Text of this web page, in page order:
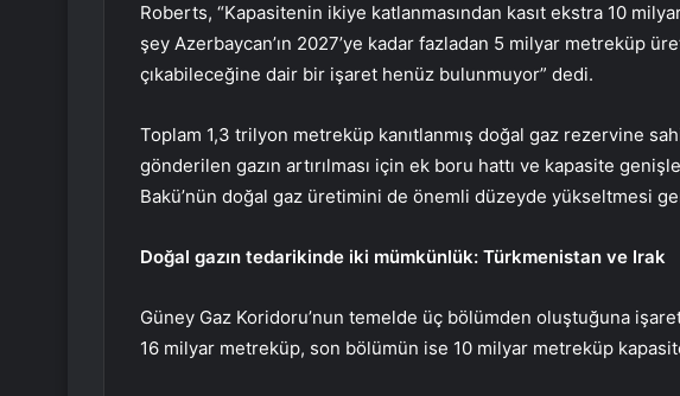
Roberts, “Kapasitenin ikiye katlanmasından kasıt ekstra 10
şey Azerbaycan’ın 2027’ye kadar fazladan 5 milyar metreküp
çıkabileceğine dair bir işaret henüz bulunmuyor” dedi.
Toplam 1,3 trilyon metreküp kanıtlanmış doğal gaz rezervine
gönderilen gazın artırılması için ek boru hattı ve kapasite
Bakü’nün doğal gaz üretimini de önemli düzeyde yükseltmesi
Doğal gazın tedarikinde iki mümkünlük: Türkmenistan ve Irak
Güney Gaz Koridoru’nun temelde üç bölümden oluştuğuna
16 milyar metreküp, son bölümün ise 10 milyar metreküp